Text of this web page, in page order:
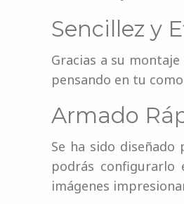
Sencillez y
Gracias a su
pensando en tu
Armado
Se ha sido
podrás configurarlo
imágenes